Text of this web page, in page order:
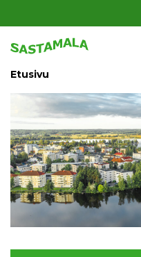
Etusivu